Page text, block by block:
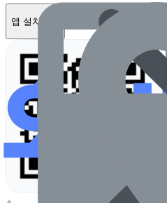
앱 설치하기